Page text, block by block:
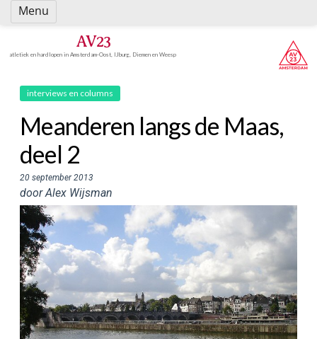
Spring
naar
AV23
atletiek en hardlopen in Amsterdam-Oost, IJburg, Diemen en Weesp
interviews en columns
Meanderen langs de Maas,
deel 2
20 september 2013
door Alex Wijsman
Menu